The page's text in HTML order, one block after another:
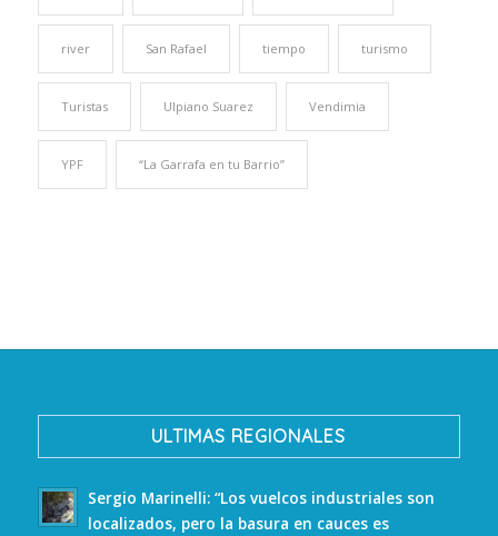
river San Rafael tiempo turismo
Turistas Ulpiano Suarez Vendimia
YPF “La Garrafa en tu Barrio”
ULTIMAS REGIONALES
Sergio Marinelli: “Los vuelcos industriales son
localizados, pero la basura en cauces es